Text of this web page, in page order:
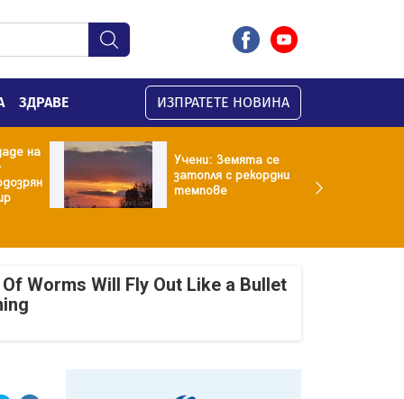
ЗДРАВЕ ИЗПРАТЕТЕ НОВИНА
на
Учени: Земята се
затопля с рекордни
темпове
Worms Will Fly Out Like a Bullet